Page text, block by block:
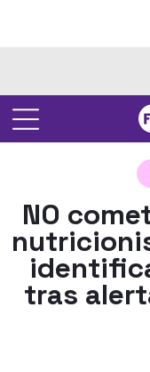
NO
tras